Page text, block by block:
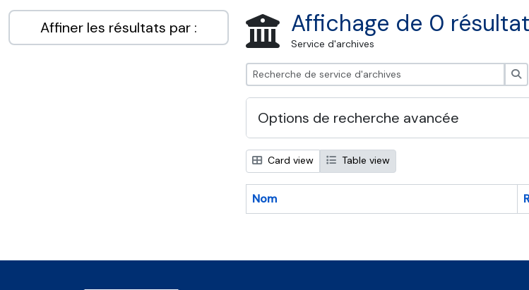
AIM25 - AtoM 2.8.2
Affiner les résultats par : Affichage de 0
Service d'archives
Options de recherche avancée
Card view Table view
Nom